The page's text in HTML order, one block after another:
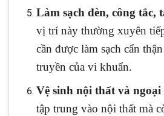
Làm sạch đèn, công tắc,
vị trí này thường xuyên
cần được làm sạch cẩn
truyền của vi khuẩn.
Vệ sinh nội thất và
tập trung vào nội thất mà